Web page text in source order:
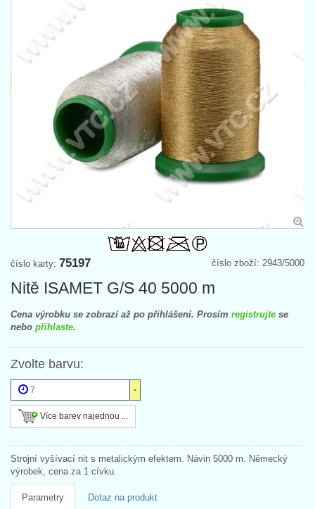
číslo zboží: 2943/5000
číslo karty: 75197
Nitě ISAMET G/S 40 5000 m
Cena výrobku se zobrazí až po přihlášení. Prosím registrujte se
nebo přihlaste.
Zvolte barvu:
7
Více barev najednou ...
Strojní vyšívací nit s metalickým efektem. Návin 5000 m. Německý
výrobek, cena za 1 cívku.
Parametry Dotaz na produkt